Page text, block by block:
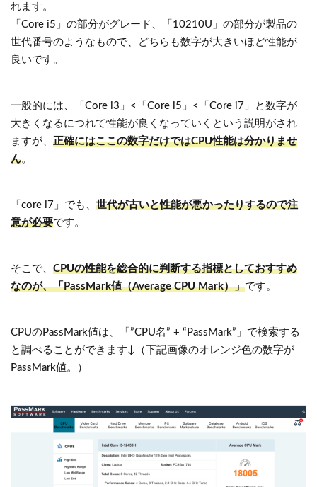
れます。
「Core i5」の部分がグレード、「10210U」の部分が製品の
世代番号のようなもので、どちらも数字が大きいほど性能が
良いです。
一般的には、「Core i3」<「Core i5」<「Core i7」と数字が
大きくなるにつれて性能が良くなっていくという説明がされ
ますが、 正確にはここの数字だけではCPU性能は分かりませ
ん。
「core i7」でも、 世代が古いと性能が悪かったりするので注
意が必要です。
そこで、 CPUの性能を総合的に判断する指標としておすすめ
なのが、「PassMark値（Average CPU Mark）」です。
CPUのPassMark値は、「”CPU名” + “PassMark”」で検索する
と調べることができます↓（下記画像のオレンジ色の数字が
PassMark値。）